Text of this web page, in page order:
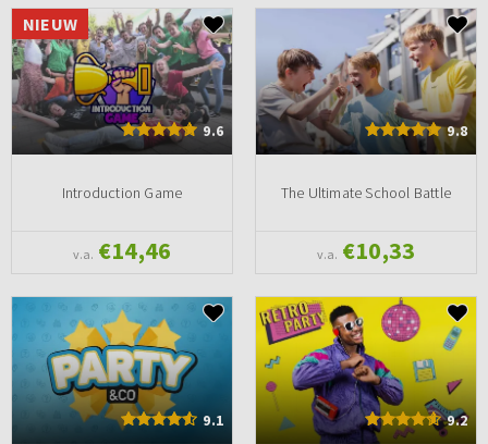
NIEUW
9.6
Introduction Game
v.a. €14,46
9.8
The Ultimate School Battle
v.a. €10,33
9.1 9.2